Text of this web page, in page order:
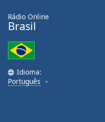
window.
dialog
window.
Escape
will
Rádio Online
Brasil
Idioma:
Português